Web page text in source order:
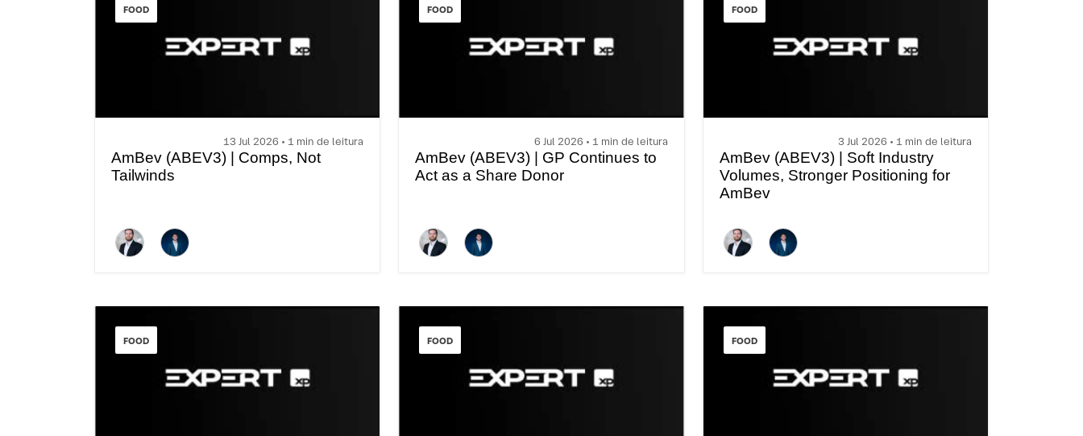
FOOD
13 Jul 2026 • 1 min de leitura
AmBev (ABEV3) | Comps, Not
Tailwinds
FOOD
6 Jul 2026 • 1 min de leitura
AmBev (ABEV3) | GP Continues to
Act as a Share Donor
FOOD
3 Jul 2026 • 1 min de leitura
AmBev (ABEV3) | Soft Industry
Volumes, Stronger Positioning for
AmBev
FOOD FOOD FOOD